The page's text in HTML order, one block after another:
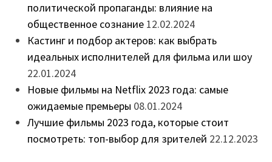
политической пропаганды: влияние на
общественное сознание 12.02.2024
Кастинг и подбор актеров: как выбрать
идеальных исполнителей для фильма или шоу
22.01.2024
Новые фильмы на Netflix 2023 года: самые
ожидаемые премьеры 08.01.2024
Лучшие фильмы 2023 года, которые стоит
посмотреть: топ-выбор для зрителей 22.12.2023